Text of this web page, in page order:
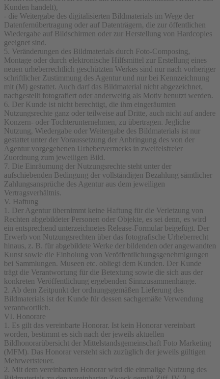
Kunden handelt),
- die Weitergabe des digitalisierten Bildmaterials im Wege der
Datenfernübertragung oder auf Datenträgern, die zur öffentlichen
Wiedergabe auf Bildschirmen oder zur Herstellung von Hardcopies
geeignet sind.
5. Veränderungen des Bildmaterials durch Foto-Composing,
Montage oder durch elektronische Hilfsmittel zur Erstellung eines
neuen urheberrechtlich geschützten Werkes sind nur nach vorheriger
schriftlicher Zustimmung des Agentur und nur bei Kennzeichnung
mit (M) gestattet. Auch darf das Bildmaterial nicht abgezeichnet,
nachgestellt fotografiert oder anderweitig als Motiv benutzt werden.
6. Der Kunde ist nicht berechtigt, die ihm eingeräumten
Nutzungsrechte ganz oder teilweise auf Dritte, auch nicht auf andere
Konzern- oder Tochterunternehmen, zu übertragen. Jegliche
Nutzung, Wiedergabe oder Weitergabe des Bildmaterials ist nur
gestattet unter der Voraussetzung der Anbringung des von der
Agentur vorgegebenen Urhebervermerks in zweifelsfreier
Zuordnung zum jeweiligen Bild.
7. Die Einräumung der Nutzungsrechte steht unter der
aufschiebenden Bedingung der vollständigen Bezahlung sämtlicher
Zahlungsansprüche des Agentur aus dem jeweiligen
Vertragsverhältnis.
V. Haftung
1. Der Agentur übernimmt keine Haftung für die Verletzung von
Rechten abgebildeter Personen oder Objekte, es sei denn, es wird
ein entsprechend unterzeichnetes Release-Formular beigefügt. Der
Erwerb von Nutzungsrechten über das fotografische Urheberrecht
hinaus, z. B. für abgebildete Werke der bildenden oder angewandten
Kunst sowie die Einholung von Veröffentlichungsgenehmigungen
bei Sammlungen. Museen etc. obliegt dem Kunden. Der Kunde
trägt die Verantwortung für die Betextung sowie die sich aus der
konkreten Veröffentlichung ergebenden Sinnzusammenhänge.
2. Ab dem Zeitpunkt der ordnungsgemäßen Lieferung des
Bildmaterials ist der Kunde für dessen sachgemäße Verwendung
verantwortlich.
VI. Honorare
1. Es gilt das vereinbarte Honorar. Ist kein Honorar vereinbart
worden, bestimmt es sich nach der jeweils aktuellen
Bildhonorarübersicht der Mittelstandsgemeinschaft Foto Marketing
(MFM). Das Honorar versteht sich zuzüglich der jeweils gültigen
Mehrwertsteuer.
2. Mit dem vereinbarten Honorar wird die einmalige Nutzung des